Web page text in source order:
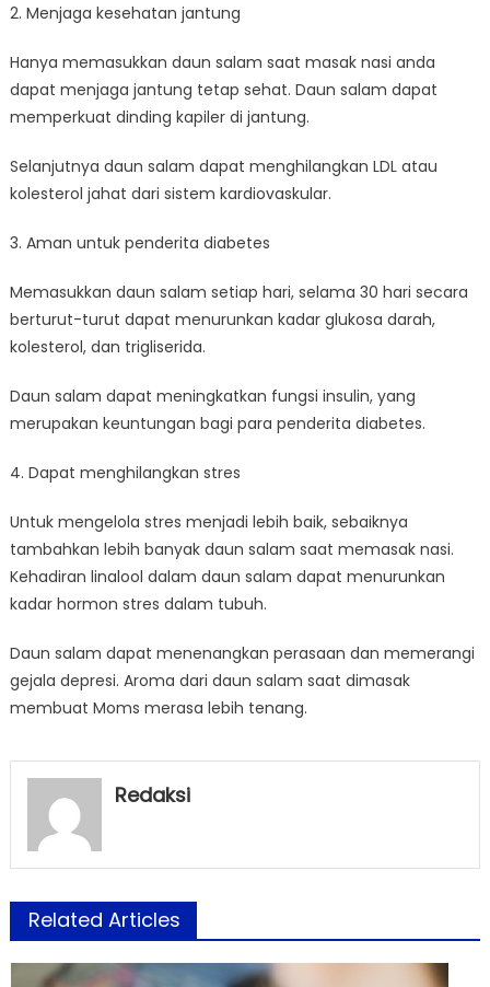
2. Menjaga kesehatan jantung
Hanya memasukkan daun salam saat masak nasi anda
dapat menjaga jantung tetap sehat. Daun salam dapat
memperkuat dinding kapiler di jantung.
Selanjutnya daun salam dapat menghilangkan LDL atau
kolesterol jahat dari sistem kardiovaskular.
3. Aman untuk penderita diabetes
Memasukkan daun salam setiap hari, selama 30 hari secara
berturut-turut dapat menurunkan kadar glukosa darah,
kolesterol, dan trigliserida.
Daun salam dapat meningkatkan fungsi insulin, yang
merupakan keuntungan bagi para penderita diabetes.
4. Dapat menghilangkan stres
Untuk mengelola stres menjadi lebih baik, sebaiknya
tambahkan lebih banyak daun salam saat memasak nasi.
Kehadiran linalool dalam daun salam dapat menurunkan
kadar hormon stres dalam tubuh.
Daun salam dapat menenangkan perasaan dan memerangi
gejala depresi. Aroma dari daun salam saat dimasak
membuat Moms merasa lebih tenang.
Redaksi
Related Articles